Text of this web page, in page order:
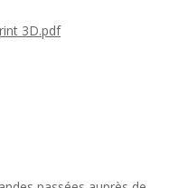
3D.pdf